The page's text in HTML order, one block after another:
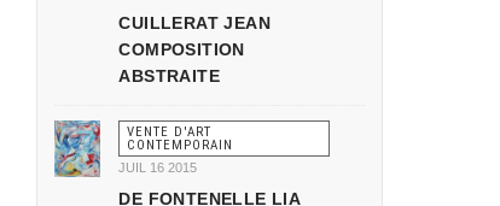
CUILLERAT JEAN
COMPOSITION
ABSTRAITE
VENTE D'ART
CONTEMPORAIN
JUIL 16 2015
DE FONTENELLE LIA